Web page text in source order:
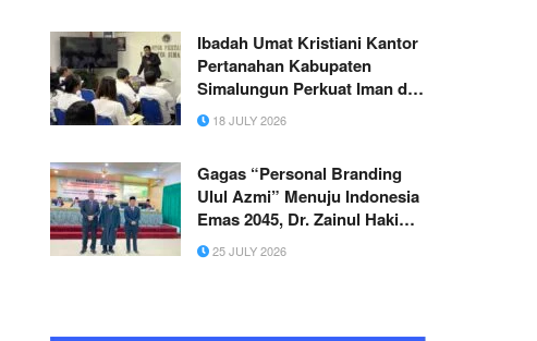
Ibadah Umat Kristiani Kantor
Pertanahan Kabupaten
Simalungun Perkuat Iman dan
Kebersamaan Pegawai
18 JULY 2026
Gagas “Personal Branding
Ulul Azmi” Menuju Indonesia
Emas 2045, Dr. Zainul Hakim,
Lc., M.Si. Resmi Raih Gelar
Doktor di Universitas PTIQ
25 JULY 2026